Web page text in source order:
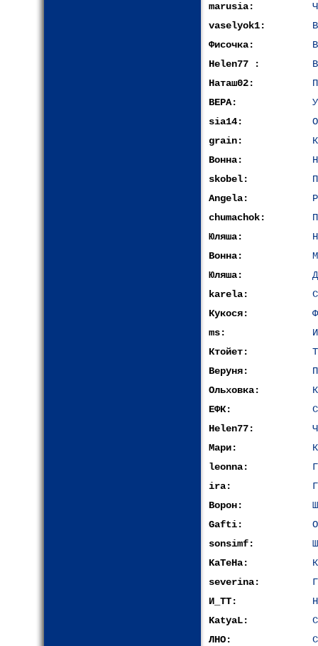
marusia:
vaselyok1:
Фисочка:
Helen77 :
Наташ02:
ВЕРА:
sia14:
grain:
Вонна:
skobel:
Angela:
chumachok:
Юляша:
Вонна:
Юляша:
karela:
Кукося:
ms:
Ктойет:
Веруня:
Ольховка:
ЕФК:
Helen77:
Мари:
leonna:
ira:
Ворон:
Gafti:
sonsimf:
KaTeHa:
severina:
И_ТТ:
KatyaL:
ЛНО: